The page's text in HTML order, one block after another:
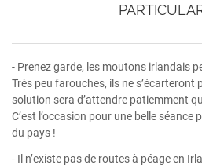
- Prenez garde, les moutons irlandais
Très peu farouches, ils ne s’écarteront
solution sera d’attendre patiemment
C’est l’occasion pour une belle séance
du pays !
- Il n’existe pas de routes à péage en